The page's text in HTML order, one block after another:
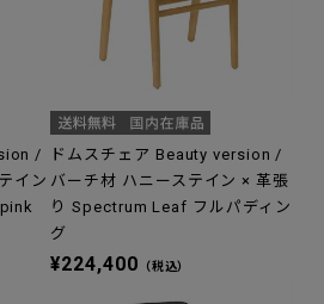
/
イン
ドムスチェア Beauty version /
バーチ材 ハニーステイン × 革張
り Spectrum Leaf フルパディン
グ
¥224,400 （税込）